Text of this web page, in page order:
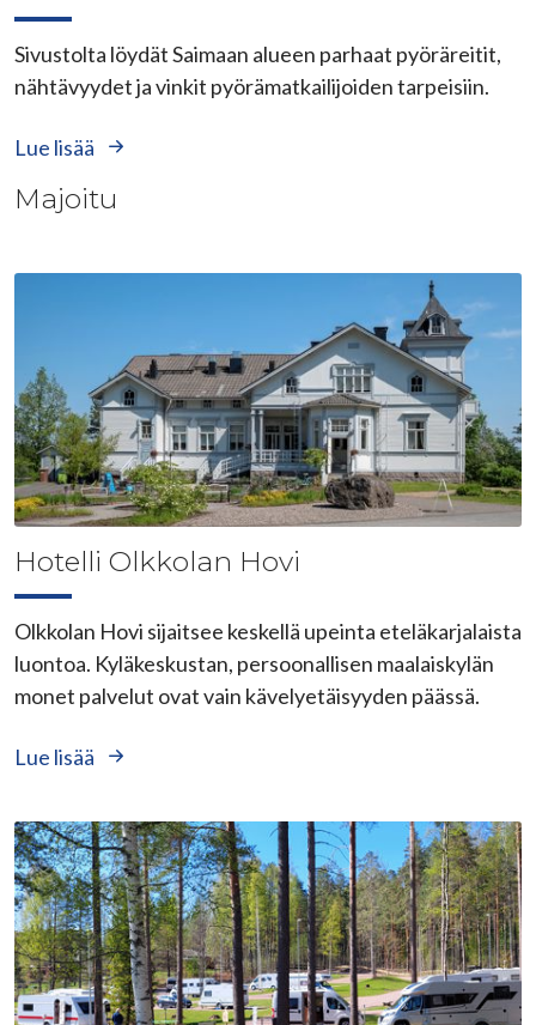
Sivustolta löydät Saimaan alueen parhaat pyöräreitit,
nähtävyydet ja vinkit pyörämatkailijoiden tarpeisiin.
Lue lisää
Majoitu
Hotelli Olkkolan Hovi
Olkkolan Hovi sijaitsee keskellä upeinta eteläkarjalaista
luontoa. Kyläkeskustan, persoonallisen maalaiskylän
monet palvelut ovat vain kävelyetäisyyden päässä.
Lue lisää